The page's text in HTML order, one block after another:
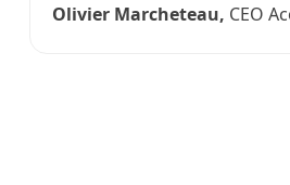
Olivier Marcheteau, CEO